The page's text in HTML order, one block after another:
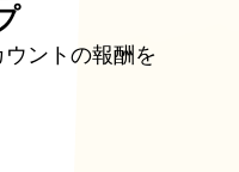
ントの報酬を